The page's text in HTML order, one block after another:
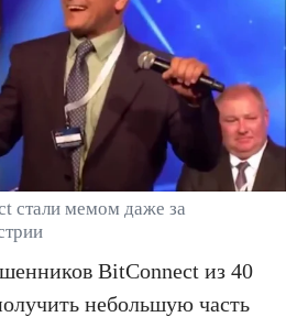
стали мемом даже за
BitConnect из 40
небольшую часть